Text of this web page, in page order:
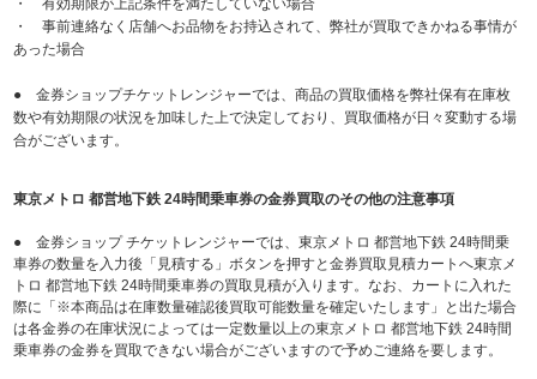
・ 有効期限が上記条件を満たしていない場合
・ 事前連絡なく店舗へお品物をお持込されて、弊社が買取できかねる事情が
あった場合
● 金券ショップチケットレンジャーでは、商品の買取価格を弊社保有在庫枚
数や有効期限の状況を加味した上で決定しており、買取価格が日々変動する場
合がございます。
東京メトロ 都営地下鉄 24時間乗車券の金券買取のその他の注意事項
● 金券ショップ チケットレンジャーでは、東京メトロ 都営地下鉄 24時間乗
車券の数量を入力後「見積する」ボタンを押すと金券買取見積カートへ東京メ
トロ 都営地下鉄 24時間乗車券の買取見積が入ります。なお、カートに入れた
際に「※本商品は在庫数量確認後買取可能数量を確定いたします」と出た場合
は各金券の在庫状況によっては一定数量以上の東京メトロ 都営地下鉄 24時間
乗車券の金券を買取できない場合がございますので予めご連絡を要します。